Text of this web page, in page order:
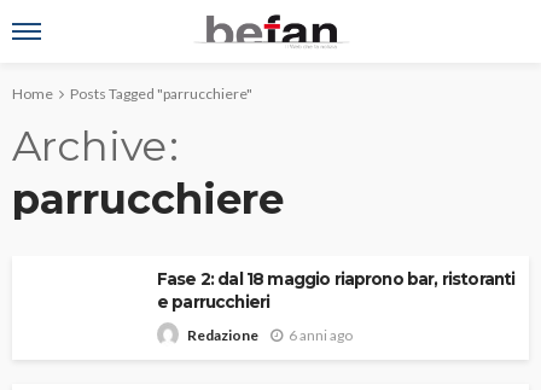
Home Posts Tagged "parrucchiere"
Archive
parrucchiere
Fase 2: dal 18 maggio riaprono bar, ristoranti
e parrucchieri
Redazione 6 anni ago